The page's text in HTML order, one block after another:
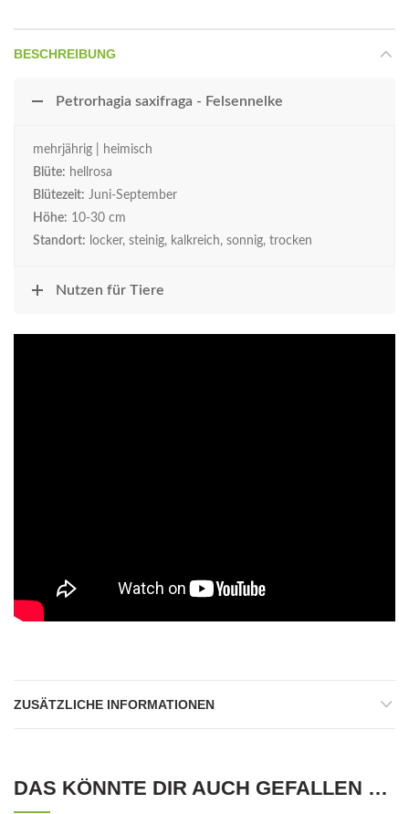
BESCHREIBUNG
Petrorhagia saxifraga - Felsennelke
mehrjährig | heimisch
Blüte: hellrosa
Blütezeit: Juni-September
Höhe: 10-30 cm
Standort: locker, steinig, kalkreich, sonnig, trocken
Nutzen für Tiere
ZUSÄTZLICHE INFORMATIONEN
DAS KÖNNTE DIR AUCH GEFALLEN …